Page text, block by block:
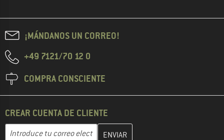
¡MÁNDANOS UN CORREO!
+49 7121/70 12 0
COMPRA CONSCIENTE
CREAR CUENTA DE CLIENTE
Dirección de correo electrónico
Introduce aquí tu dirección de correo electrónico y crea tu